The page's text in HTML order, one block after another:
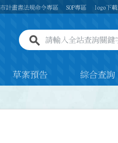
計畫書法規命令專區 SOP專區 logo下載
全站查詢關鍵字欄位
草案預告 綜合查詢